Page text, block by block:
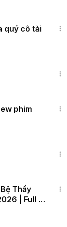
quý cô tài
Thầy
| Full 6